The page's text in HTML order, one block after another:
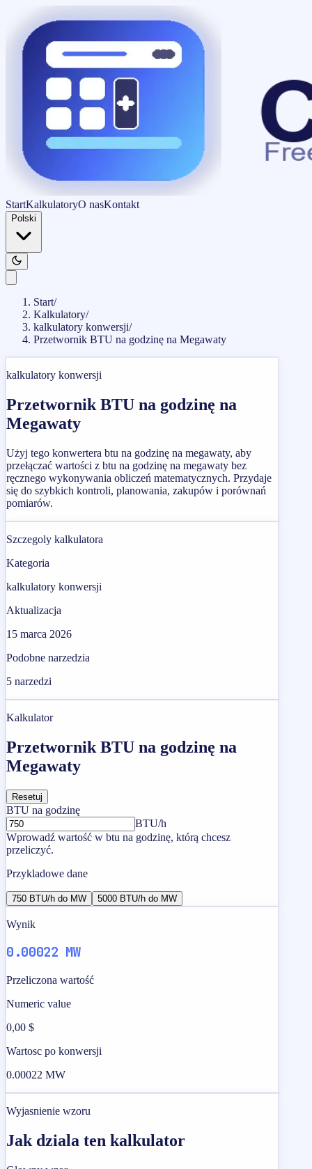
StartKalkulatoryO nasKontakt
Polski
Start/
Kalkulatory/
kalkulatory konwersji/
Przetwornik BTU na godzinę na Megawaty
kalkulatory konwersji
Przetwornik BTU na godzinę na
Megawaty
Użyj tego konwertera btu na godzinę na megawaty, aby
przełączać wartości z btu na godzinę na megawaty bez
ręcznego wykonywania obliczeń matematycznych. Przydaje
się do szybkich kontroli, planowania, zakupów i porównań
pomiarów.
Szczegoly kalkulatora
Kategoria
kalkulatory konwersji
Aktualizacja
15 marca 2026
Podobne narzedzia
5 narzedzi
Kalkulator
Przetwornik BTU na godzinę na
Megawaty
Resetuj
BTU na godzinę
BTU/h
Wprowadź wartość w btu na godzinę, którą chcesz
przeliczyć.
Przykladowe dane
750 BTU/h do MW 5000 BTU/h do MW
Wynik
0.00022 MW
Przeliczona wartość
Numeric value
0,00 $
Wartosc po konwersji
0.00022 MW
Wyjasnienie wzoru
Jak dziala ten kalkulator